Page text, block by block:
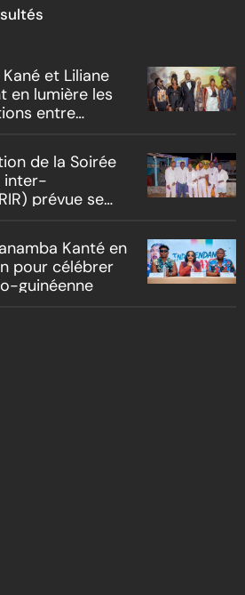
et Liliane
en lumière les
entre
de la Soirée
inter-
prévue se
Kanté en
pour célébrer
guinéenne